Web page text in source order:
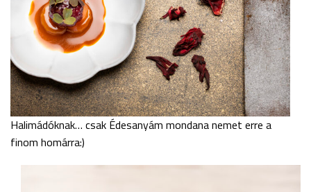
Halimádóknak… csak Édesanyám mondana nemet erre a
finom homárra:)